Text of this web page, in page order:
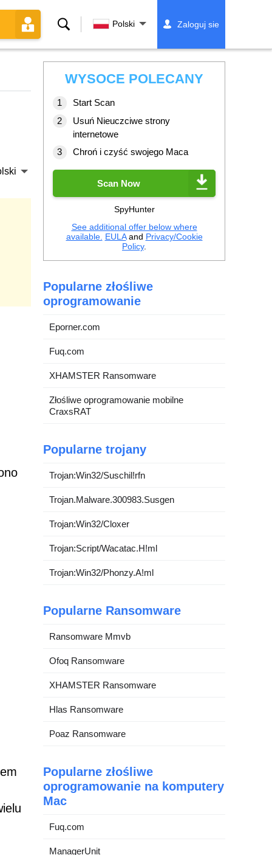
Szukaj Polski Zaloguj sie
WYSOCE POLECANY
Start Scan
Usuń Nieuczciwe strony
internetowe
Chroń i czyść swojego Maca
Scan Now
SpyHunter
See additional offer below where
available. EULAand Privacy/Cookie
Policy.
Popularne złośliwe
oprogramowanie
Eporner.com
Fuq.com
XHAMSTER Ransomware
Złośliwe oprogramowanie mobilne
CraxsRAT
Popularne trojany
Trojan:Win32/Suschil!rfn
Trojan.Malware.300983.Susgen
Trojan:Win32/Cloxer
Trojan:Script/Wacatac.H!ml
Trojan:Win32/Phonzy.A!ml
Popularne Ransomware
Ransomware Mmvb
Ofoq Ransomware
XHAMSTER Ransomware
Hlas Ransomware
Poaz Ransomware
Popularne złośliwe
oprogramowanie na komputery
Mac
Fuq.com
ManagerUnit